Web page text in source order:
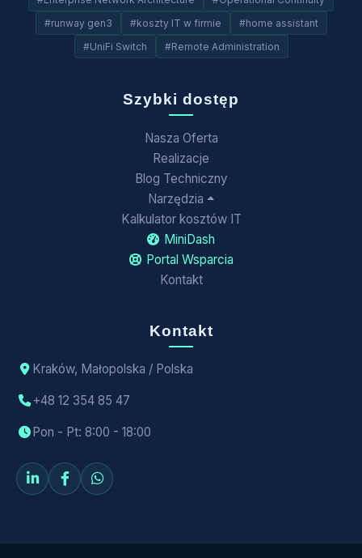
#runway gen3
#koszty IT w firmie
#home assistant
#UniFi Switch
#Remote Administration
Szybki dostęp
Nasza Oferta
Realizacje
Blog Techniczny
Narzędzia
Kalkulator kosztów IT
MiniDash
Portal Wsparcia
Kontakt
Kontakt
Kraków, Małopolska / Polska
+48 12 354 85 47
Pon - Pt: 8:00 - 18:00